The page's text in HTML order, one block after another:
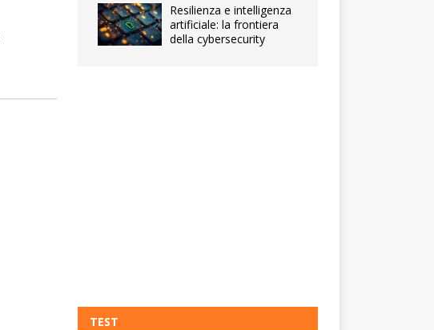
Resilienza e intelligenza
artificiale: la frontiera
della cybersecurity
TEST